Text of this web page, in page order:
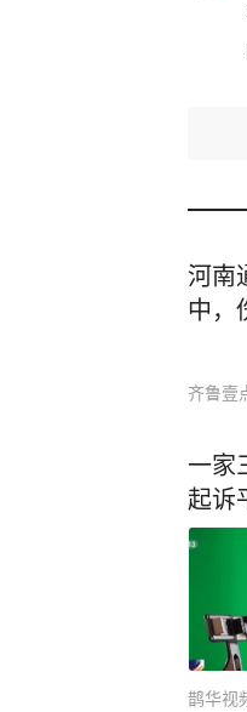
河南
中，
齐鲁壹
一家
起诉
鹊华视